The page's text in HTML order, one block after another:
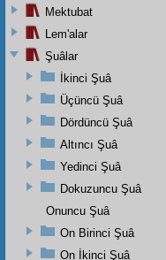
Mektubat
Lem'alar
Şuâlar
İkinci Şuâ
Üçüncü Şuâ
Dördüncü Şuâ
Altıncı Şuâ
Yedinci Şuâ
Dokuzuncu Şuâ
Onuncu Şuâ
On Birinci Şuâ
On İkinci Şuâ